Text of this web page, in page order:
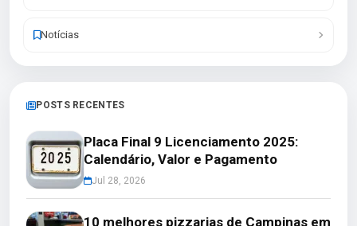
Notícias
POSTS RECENTES
Placa Final 9 Licenciamento 2025:
Calendário, Valor e Pagamento
Jul 28, 2026
10 melhores pizzarias de Campinas em